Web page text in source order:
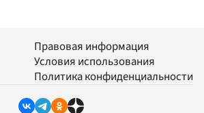
Правовая информация
Условия использования
Политика конфиденциальности